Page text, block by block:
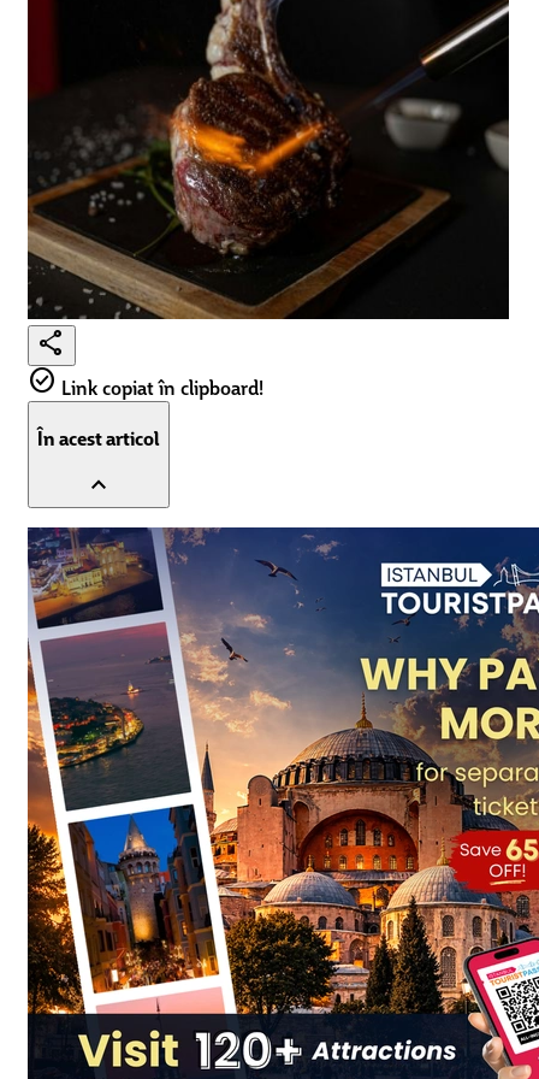
share
check_circle Link copiat în clipboard!
În acest articol
expand_less